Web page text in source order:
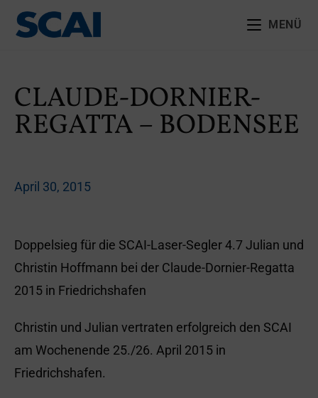
MENÜ
CLAUDE-DORNIER-
REGATTA – BODENSEE
April 30, 2015
Doppelsieg für die SCAI-Laser-Segler 4.7 Julian und
Christin Hoffmann bei der Claude-Dornier-Regatta
2015 in Friedrichshafen
Christin und Julian vertraten erfolgreich den SCAI
am Wochenende 25./26. April 2015 in
Friedrichshafen.